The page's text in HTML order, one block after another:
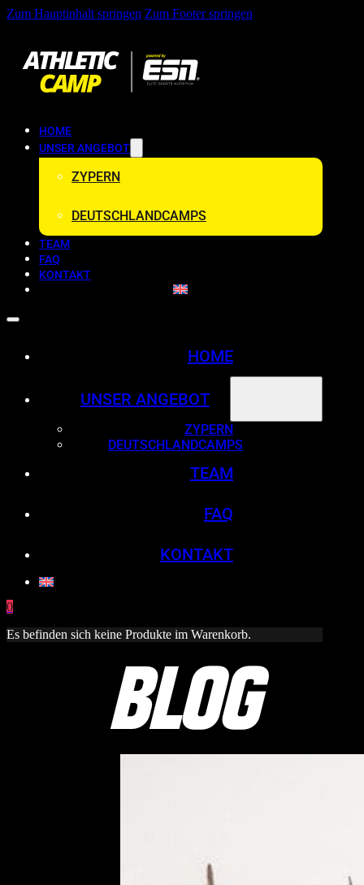
Zum Hauptinhalt springen Zum Footer springen
HOME
UNSER ANGEBOT
ZYPERN
DEUTSCHLANDCAMPS
TEAM
FAQ
KONTAKT
HOME
UNSER ANGEBOT
ZYPERN
DEUTSCHLANDCAMPS
TEAM
FAQ
KONTAKT
0
Es befinden sich keine Produkte im Warenkorb.
Blog